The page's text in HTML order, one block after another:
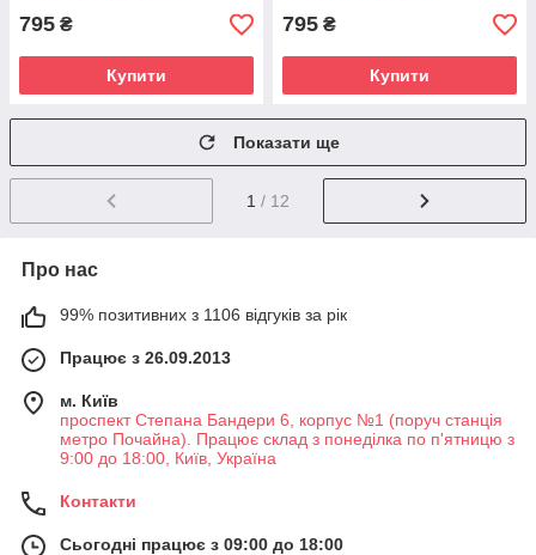
795 ₴
Купити
795 ₴
Купити
Показати ще
1 / 12
Про нас
99% позитивних з 1106 відгуків за рік
Працює з 26.09.2013
м. Київ
проспект Степана Бандери 6, корпус №1 (поруч станція
метро Почайна). Працює склад з понеділка по п'ятницю з
9:00 до 18:00, Київ, Україна
Контакти
Сьогодні працює з 09:00 до 18:00